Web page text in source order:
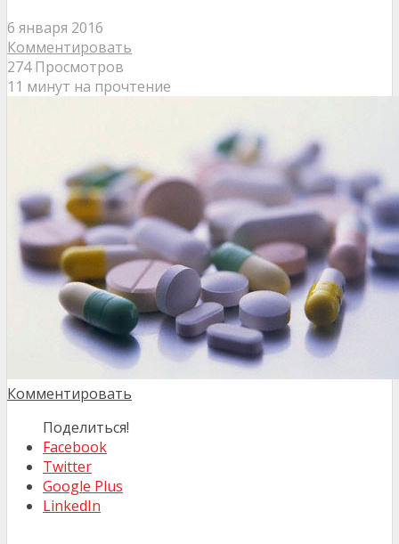
6 января 2016
Комментировать
274 Просмотров
11 минут на прочтение
Комментировать
Поделиться!
Facebook
Twitter
Google Plus
LinkedIn